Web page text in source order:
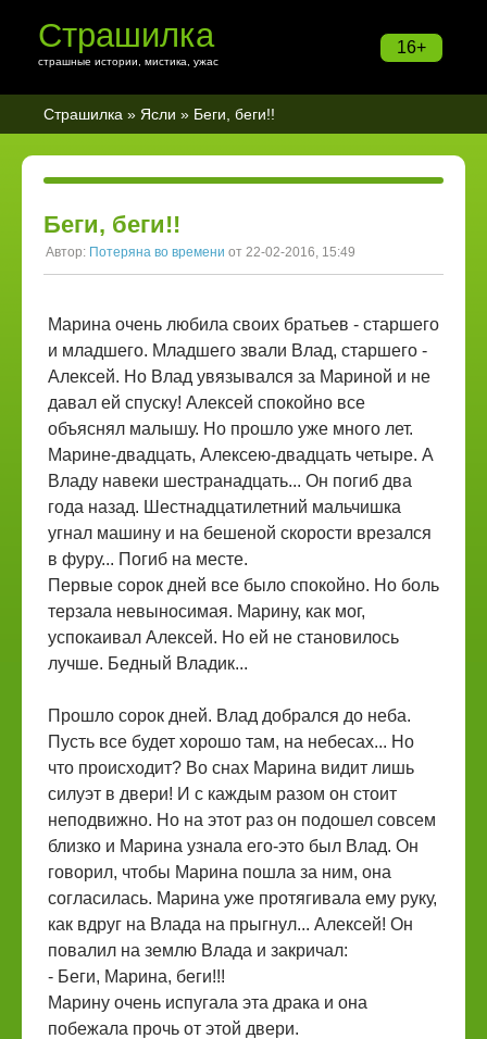
16+
Страшилка
страшные истории, мистика, ужас
Страшилка » Ясли » Беги, беги!!
Беги, беги!!
Автор: Потеряна во времени от 22-02-2016, 15:49
Марина очень любила своих братьев - старшего
и младшего. Младшего звали Влад, старшего -
Алексей. Но Влад увязывался за Мариной и не
давал ей спуску! Алексей спокойно все
объяснял малышу. Но прошло уже много лет.
Марине-двадцать, Алексею-двадцать четыре. А
Владу навеки шестранадцать... Он погиб два
года назад. Шестнадцатилетний мальчишка
угнал машину и на бешеной скорости врезался
в фуру... Погиб на месте.
Первые сорок дней все было спокойно. Но боль
терзала невыносимая. Марину, как мог,
успокаивал Алексей. Но ей не становилось
лучше. Бедный Владик...
Прошло сорок дней. Влад добрался до неба.
Пусть все будет хорошо там, на небесах... Но
что происходит? Во снах Марина видит лишь
силуэт в двери! И с каждым разом он стоит
неподвижно. Но на этот раз он подошел совсем
близко и Марина узнала его-это был Влад. Он
говорил, чтобы Марина пошла за ним, она
согласилась. Марина уже протягивала ему руку,
как вдруг на Влада на прыгнул... Алексей! Он
повалил на землю Влада и закричал:
- Беги, Марина, беги!!!
Марину очень испугала эта драка и она
побежала прочь от этой двери.